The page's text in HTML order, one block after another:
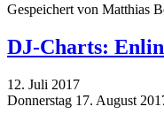
Gespeichert von Matthias
DJ-Charts: Enlin
12. Juli 2017
Donnerstag 17. August